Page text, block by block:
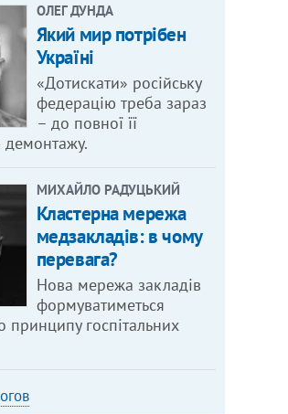
ОЛЕГ ДУНДА
Який мир потрібен
Україні
«Дотискати» російську
федерацію треба зараз
– до повної її
демонтажу.
МИХАЙЛО РАДУЦЬКИЙ
Кластерна мережа
медзакладів: в чому
перевага?
Нова мережа закладів
формуватиметься
принципу госпітальних